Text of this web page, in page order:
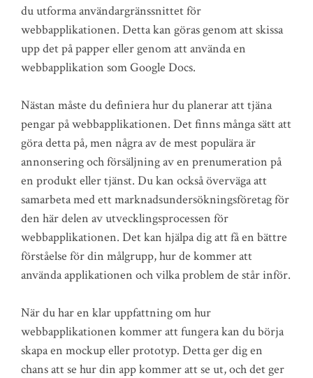
du utforma användargränssnittet för
webbapplikationen. Detta kan göras genom att skissa
upp det på papper eller genom att använda en
webbapplikation som Google Docs.
Nästan måste du definiera hur du planerar att tjäna
pengar på webbapplikationen. Det finns många sätt att
göra detta på, men några av de mest populära är
annonsering och försäljning av en prenumeration på
en produkt eller tjänst. Du kan också överväga att
samarbeta med ett marknadsundersökningsföretag för
den här delen av utvecklingsprocessen för
webbapplikationen. Det kan hjälpa dig att få en bättre
förståelse för din målgrupp, hur de kommer att
använda applikationen och vilka problem de står inför.
När du har en klar uppfattning om hur
webbapplikationen kommer att fungera kan du börja
skapa en mockup eller prototyp. Detta ger dig en
chans att se hur din app kommer att se ut, och det ger